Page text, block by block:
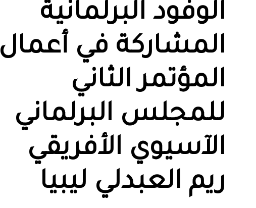
الوفود البرلمانية
المشاركة في أعمال
المؤتمر الثاني
للمجلس البرلماني
الآسيوي الأفريقي
ريم العبدلي ليبيا